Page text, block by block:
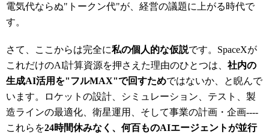
電気代ならぬ"トークン代"が、経営の議題に上がる時代で
す。
さて、ここからは完全に私の個人的な仮説です。SpaceXが
これだけのAI計算資源を押さえた理由のひとつは、 社内の
生成AI活用を"フルMAX"で回すためではないか、と睨んで
います。ロケットの設計、シミュレーション、テスト、製
造ラインの最適化、衛星運用、そして事業の計画・企画----
これらを24時間休みなく、何百ものAIエージェントが並行